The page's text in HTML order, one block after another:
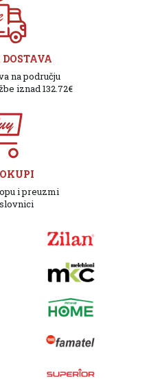
na području
iznad 132.72€
i preuzmi